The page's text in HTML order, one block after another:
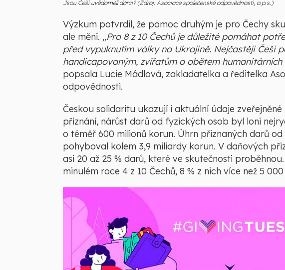
Jsou Češi uvědomělí dárci? (Zdroj: Asociace společenské odpovědnosti, o.p.s.)
Výzkum potvrdil, že pomoc druhým je pro Čechy
ale mění. „Pro 8 z 10 Čechů je důležité pomáhat
před vypuknutím války na Ukrajině. Nejčastěji Češi
handicapovaným, zvířatům a obětem
popsala Lucie Mádlová, zakladatelka a ředitelka
odpovědnosti.
Českou solidaritu ukazují i aktuální údaje
přiznání, nárůst darů od fyzických osob byl loni
o téměř 600 milionů korun. Úhrn přiznaných darů
pohyboval kolem 3,9 miliardy korun. V daňových
asi 20 až 25 % darů, které ve skutečnosti
minulém roce 4 z 10 Čechů, 8 % z nich více než 5 000